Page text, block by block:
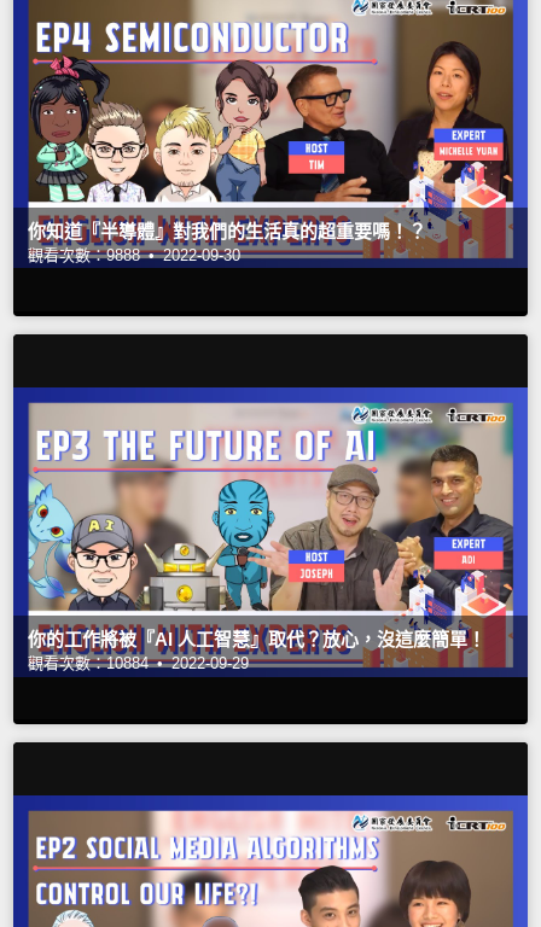
你知道『半導體』對我們的生活真的超重要嗎！？
觀看次數：9888 • 2022-09-30
你的工作將被『AI 人工智慧』取代？放心，沒這麼簡單！
觀看次數：10884 • 2022-09-29